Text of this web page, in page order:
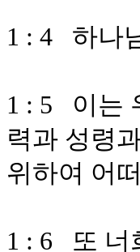
1 : 4 하나
1 : 5 이는
력과 성령
위하여 어
1 : 6 또 너